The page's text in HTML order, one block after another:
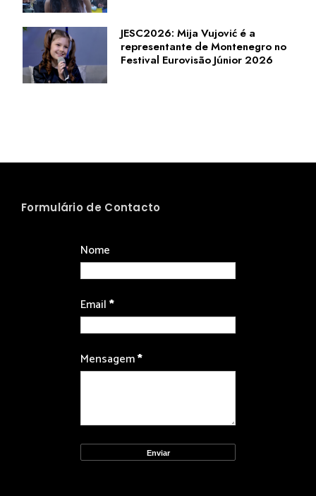
JESC2026: Mija Vujović é a
representante de Montenegro no
Festival Eurovisão Júnior 2026
Formulário de Contacto
Nome
Email*
Mensagem*